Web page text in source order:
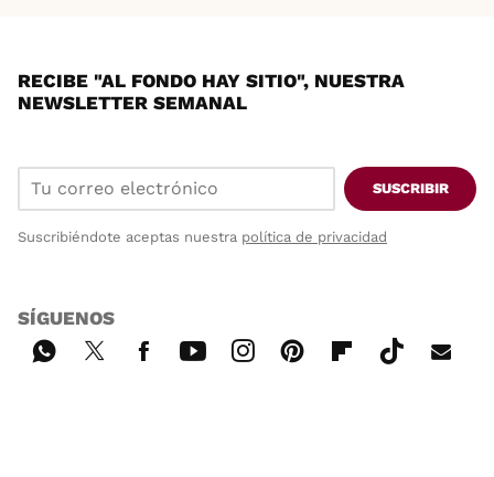
RECIBE "AL FONDO HAY SITIO", NUESTRA
NEWSLETTER SEMANAL
SUSCRIBIR
Suscribiéndote aceptas nuestra política de privacidad
SÍGUENOS